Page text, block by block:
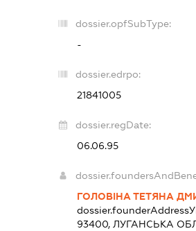
dossier.opfSubType:
-
dossier.edrpo:
21841005
dossier.regDate:
06.06.95
ГОЛОВІНА ТЕТЯНА
dossier.founderAddress
93400, ЛУГАНСЬКА